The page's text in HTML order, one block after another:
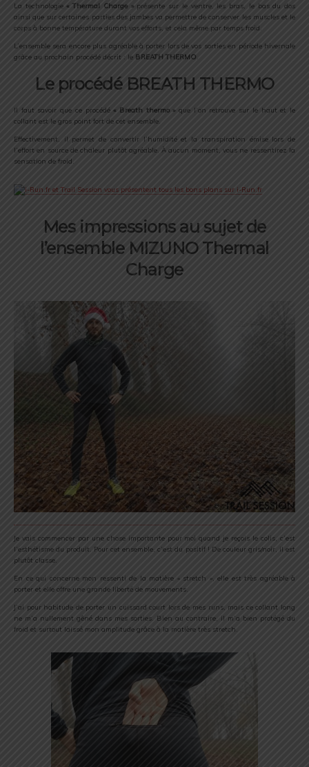
La technologie« Thermal Charge »présente sur le ventre, les bras, le bas du dos
ainsi que sur certaines parties des jambes va permettre de conserver les muscles et le
corps à bonne température durant vos efforts, et cela même par temps froid.
L’ensemble sera encore plus agréable à porter lors de vos sorties en période hivernale
grâce au prochain procédé décrit : le BREATH THERMO
Le procédé BREATH THERMO
Il faut savoir que ce procédé« Breath thermo »que l’on retrouve sur le haut et le
collant est le gros point fort de cet ensemble.
Effectivement, il permet de convertir l’humidité et la transpiration émise lors de
l’effort en source de chaleur plutôt agréable. À aucun moment, vous ne ressentirez la
sensation de froid.
Mes impressions au sujet de
l’ensemble MIZUNO Thermal
Charge
Je vais commencer par une chose importante pour moi quand je reçois le colis, c’est
l’esthétisme du produit. Pour cet ensemble, c’est du positif ! De couleur gris/noir, il est
plutôt classe.
En ce qui concerne mon ressenti de la matière « stretch », elle est très agréable à
porter et elle offre une grande liberté de mouvements.
J’ai pour habitude de porter un cuissard court lors de mes runs, mais ce collant long
ne m’a nullement gêné dans mes sorties. Bien au contraire, il m’a bien protégé du
froid et surtout laissé mon amplitude grâce à la matière très stretch.